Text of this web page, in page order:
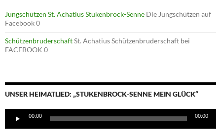
Jungschützen St. Achatius Stukenbrock-Senne Die Jungschützen auf
Facebook 0
SchützenbruderschaftSt. Achatius Schützenbruderschaft bei
FACEBOOK 0
UNSER HEIMATLIED: „STUKENBROCK-SENNE MEIN GLÜCK“
Player
00:00 00:00